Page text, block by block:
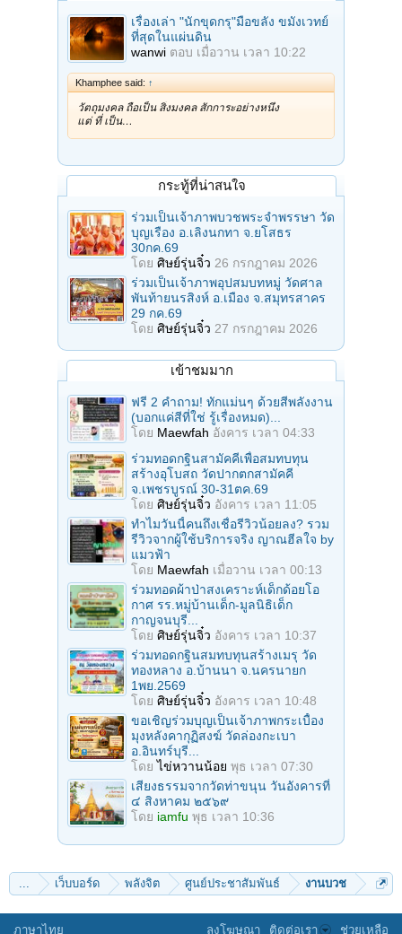
เรื่องเล่า "นักขุดกรุ"มือขลัง ขมังเวทย์
ที่สุดในแผ่นดิน
wanwi ตอบ เมื่อวาน เวลา 10:22
Khamphee said: ↑
วัตถุมงคล ถือเป็น สิ่งมงคล สักการะอย่างหนึ่ง
แต่ ที่ เป็น…
กระทู้ที่น่าสนใจ
ร่วมเป็นเจ้าภาพบวชพระจำพรรษา วัด
บุญเรือง อ.เลิงนกทา จ.ยโสธร
30กค.69
โดย ศิษย์รุ่นจิ๋ว 26 กรกฎาคม 2026
ร่วมเป็นเจ้าภาพอุปสมบทหมู่ วัดศาล
พันท้ายนรสิงห์ อ.เมือง จ.สมุทรสาคร
29 กค.69
โดย ศิษย์รุ่นจิ๋ว 27 กรกฎาคม 2026
เข้าชมมาก
ฟรี 2 คำถาม! ทักแม่นๆ ด้วยสีพลังงาน
(บอกแค่สีที่ใช่ รู้เรื่องหมด)...
โดย Maewfah อังคาร เวลา 04:33
ร่วมทอดกฐินสามัคคีเพื่อสมทบทุน
สร้างอุโบสถ วัดปากตกสามัคคี
จ.เพชรบูรณ์ 30-31ตค.69
โดย ศิษย์รุ่นจิ๋ว อังคาร เวลา 11:05
ทำไมวันนี้คนถึงเชื่อรีวิวน้อยลง? รวม
รีวิวจากผู้ใช้บริการจริง ญาณฮีลใจ by
แมวฟ้า
โดย Maewfah เมื่อวาน เวลา 00:13
ร่วมทอดผ้าป่าสงเคราะห์เด็กด้อยโอ
กาศ รร.หมู่บ้านเด็ก-มูลนิธิเด็ก
กาญจนบุรี...
โดย ศิษย์รุ่นจิ๋ว อังคาร เวลา 10:37
ร่วมทอดกฐินสมทบทุนสร้างเมรุ วัด
ทองหลาง อ.บ้านนา จ.นครนายก
1พย.2569
โดย ศิษย์รุ่นจิ๋ว อังคาร เวลา 10:48
ขอเชิญร่วมบุญเป็นเจ้าภาพกระเบื้อง
มุงหลังคากุฏิสงฆ์ วัดล่องกะเบา
อ.อินทร์บุรี...
โดยไข่หวานน้อย พุธ เวลา 07:30
เสียงธรรมจากวัดท่าขนุน วันอังคารที่
๔ สิงหาคม ๒๕๖๙
โดย iamfu พุธ เวลา 10:36
... เว็บบอร์ด พลังจิต ศูนย์ประชาสัมพันธ์ งานบวช
ภาษาไทย ลงโฆษณา ติดต่อเรา ช่วยเหลือ